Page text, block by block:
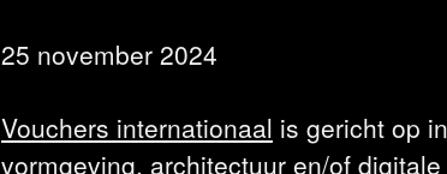
25 november 2024
Vouchers internationaal is gericht op
vormgeving, architectuur en/of